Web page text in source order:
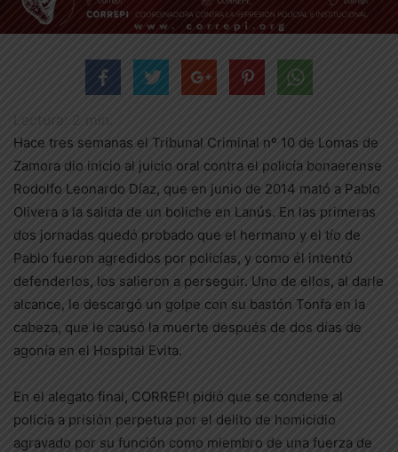
Hace tres semanas el Tribunal Criminal nº 10 de Lomas de
Zamora dio inicio al juicio oral contra el policía bonaerense
Rodolfo Leonardo Díaz, que en junio de 2014 mató a Pablo
Olivera a la salida de un boliche en Lanús. En las primeras
dos jornadas quedó probado que el hermano y el tío de
Pablo fueron agredidos por policías, y como él intentó
defenderlos, los salieron a perseguir. Uno de ellos, al darle
alcance, le descargó un golpe con su bastón Tonfa en la
cabeza, que le causó la muerte después de dos días de
agonía en el Hospital Evita.
En el alegato final, CORREPI pidió que se condene al
policía a prisión perpetua por el delito de homicidio
agravado por su función como miembro de una fuerza de